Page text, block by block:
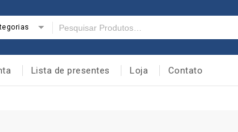
Lista de presentes Loja Contato